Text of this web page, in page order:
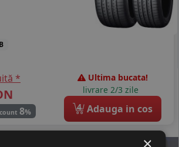
*
8%
Ultima bucata!
livrare 2/3 zile
4 Adauga in cos